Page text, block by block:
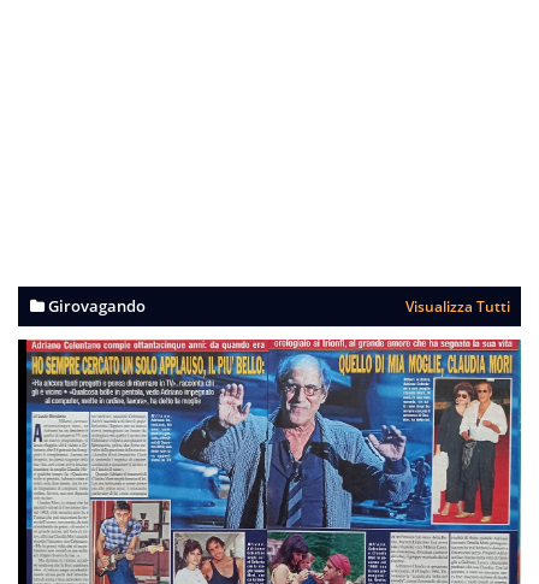
Girovagando Visualizza Tutti